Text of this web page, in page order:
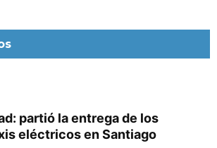
partió la entrega de los
eléctricos en Santiago